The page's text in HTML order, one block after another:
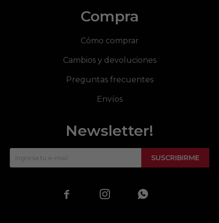
Compra
Cómo comprar
Cambios y devoluciones
Preguntas frecuentes
Envíos
Newsletter!
SUSCRIBIRME
  